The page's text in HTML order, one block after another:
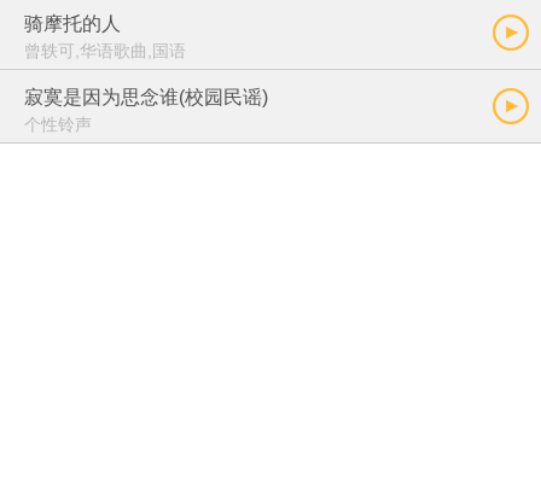
骑摩托的人
曾轶可,华语歌曲,国语
寂寞是因为思念谁(校园民谣)
个性铃声